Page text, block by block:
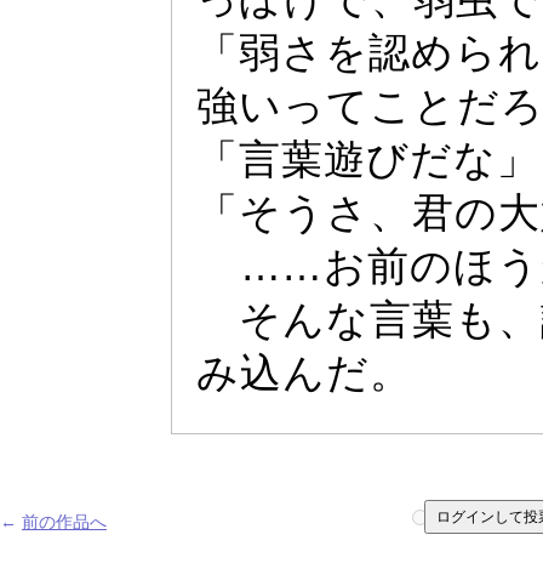
「弱さを認めら
強い っ てことだ
「言葉遊びだな」
「そうさ、君の
……お前のほ
そんな言葉も
み込んだ。
← 前の作品へ 1 2 3
ログインして投